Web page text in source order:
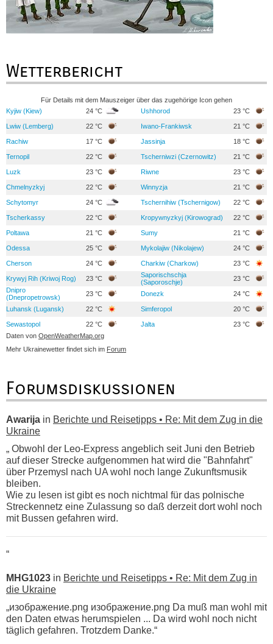
Wetterbericht
Für Details mit dem Mauszeiger über das zugehörige Icon gehen
Kyjiw (Kiew)
24 °C Ushhorod 23 °C
Lwiw (Lemberg) 22 °C Iwano-Frankiwsk 21 °C
Rachiw 17 °C Jassinja 18 °C
Ternopil 22 °C Tscherniwzi (Czernowitz) 21 °C
Luzk 23 °C Riwne 23 °C
Chmelnyzkyj 22 °C Winnyzja 21 °C
Schytomyr 24 °C Tschernihiw (Tschernigow) 22 °C
Tscherkassy 22 °C Kropywnyzkyj (Kirowograd) 22 °C
Poltawa 21 °C Sumy 21 °C
Odessa 25 °C Mykolajiw (Nikolajew) 24 °C
Cherson 24 °C Charkiw (Charkow) 23 °C
Krywyj Rih (Kriwoj Rog) 23 °C
Saporischschja
(Saporoschje)
23 °C
Dnipro
(Dnepropetrowsk)
23 °C Donezk 24 °C
Luhansk (Lugansk) 22 °C Simferopol 20 °C
Sewastopol 22 °C Jalta
23 °C
Daten von OpenWeatherMap.org
Mehr Ukrainewetter findet sich im Forum
Forumsdiskussionen
Awarija in Berichte und Reisetipps • Re: Mit dem Zug in die
Ukraine
„ Obwohl der Leo-Express angeblich seit Juni den Betrieb
auf dieser Strecke aufgenommen hat wird die "Bahnfahrt"
über Przemysl nach UA wohl noch lange Zukunftsmusik
bleiben.
Wie zu lesen ist gibt es noch nichtmal für das polnische
Streckennetz eine Zulassung so daß derzeit dort wohl noch
mit Bussen gefahren wird.
“
MHG1023 in Berichte und Reisetipps • Re: Mit dem Zug in
die Ukraine
„изображение.png изображение.png Da muß man wohl mit
den Daten etwas herumspielen ... Da wird wohl noch nicht
täglich gefahren. Trotzdem Danke.“